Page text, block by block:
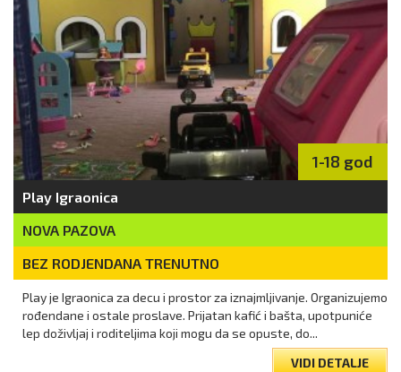
1-18 god
Play Igraonica
NOVA PAZOVA
BEZ RODJENDANA TRENUTNO
Play je Igraonica za decu i prostor za iznajmljivanje. Organizujemo
rođendane i ostale proslave. Prijatan kafić i bašta, upotpuniće
lep doživljaj i roditeljima koji mogu da se opuste, do...
VIDI DETALJE